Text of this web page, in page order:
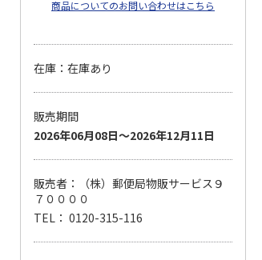
商品についてのお問い合わせはこちら
在庫：在庫あり
販売期間
2026年06月08日～2026年12月11日
販売者：（株）郵便局物販サービス９
７００００
TEL： 0120-315-116